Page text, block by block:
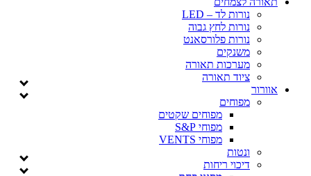
נורות לד – LED
נורות לחץ גבוה
נורות פלורסאנט
משנקים
מערכות תאורה
ציוד תאורה
אוורור
מפוחים
מפוחים שקטים
מפוחי S&P
מפוחי VENTS
ונטות
דיכוי ריחות